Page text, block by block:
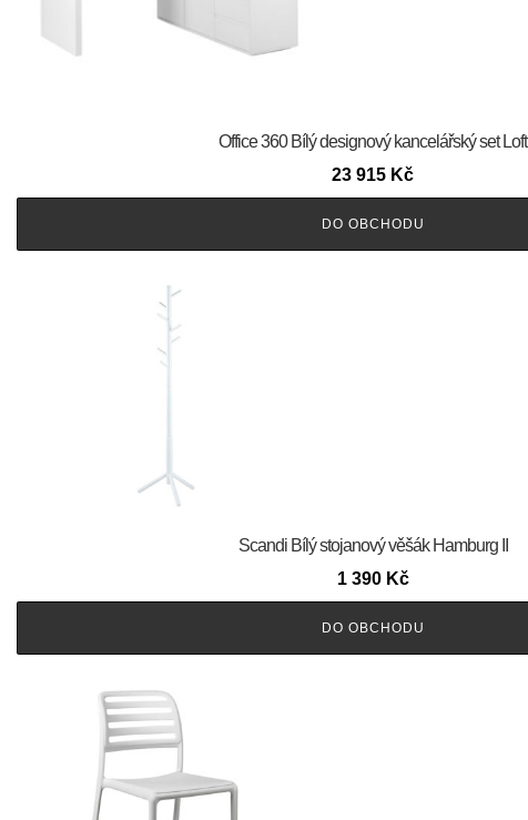
Office 360 Bílý designový kancelářský set Loft
23 915 Kč
DO OBCHODU
Scandi Bílý stojanový věšák Hamburg II
1 390 Kč
DO OBCHODU